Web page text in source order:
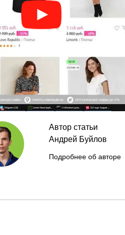
Автор статьи
Андрей Буйлов
Подробнее об авторе